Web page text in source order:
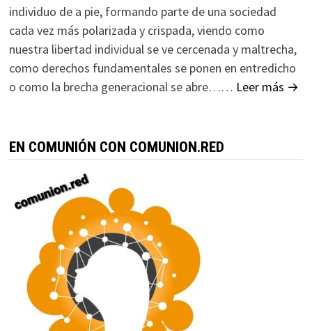
individuo de a pie, formando parte de una sociedad
cada vez más polarizada y crispada, viendo como
nuestra libertad individual se ve cercenada y maltrecha,
como derechos fundamentales se ponen en entredicho
o como la brecha generacional se abre…… Leer más →
EN COMUNIÓN CON COMUNION.RED